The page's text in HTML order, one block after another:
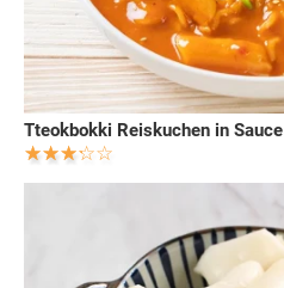
Tteokbokki Reiskuchen in Sauce